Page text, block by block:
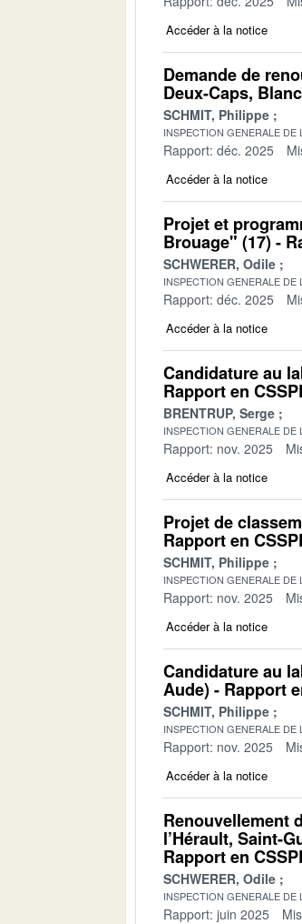
Accéder à la notice
Demande de
Deux-Caps,
SCHMIT, Philippe
INSPECTION GENERALE
Rapport: déc. 2025
Accéder à la notice
Projet et
Brouage" (17) -
SCHWERER, Odile
INSPECTION GENERALE
Rapport: déc. 2025
Accéder à la notice
Candidature au
Rapport en
BRENTRUP, Serge
INSPECTION GENERALE
Rapport: nov. 2025
Accéder à la notice
Projet de
Rapport en
SCHMIT, Philippe
INSPECTION GENERALE
Rapport: nov. 2025
Accéder à la notice
Candidature au
Aude) - Rapport
SCHMIT, Philippe
INSPECTION GENERALE
Rapport: nov. 2025
Accéder à la notice
Renouvellement
l’Hérault, Saint-
Rapport en
SCHWERER, Odile
INSPECTION GENERALE
Rapport: juin 2025